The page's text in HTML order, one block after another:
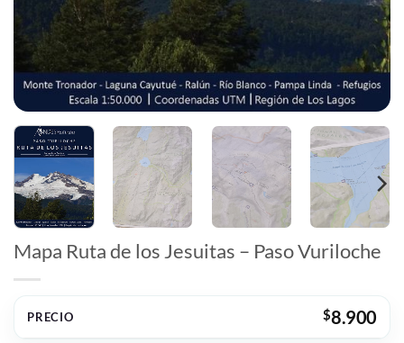
Mapa Ruta de los Jesuitas – Paso Vuriloche
PRECIO $8.900